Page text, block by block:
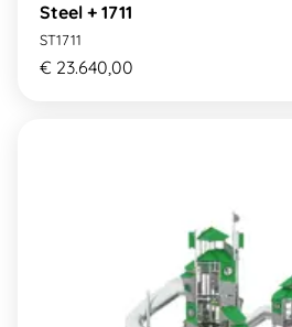
Steel + 1711
ST1711
€ 23.640,00